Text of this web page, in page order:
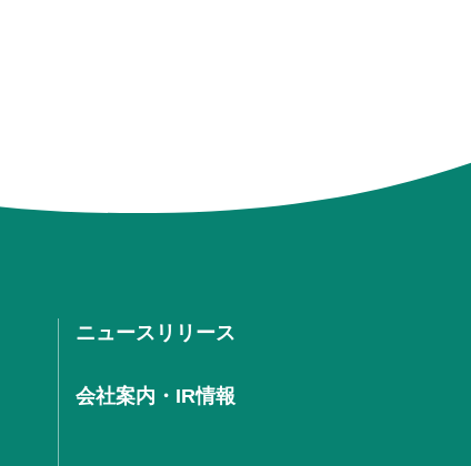
ニュースリリース
会社案内・IR情報